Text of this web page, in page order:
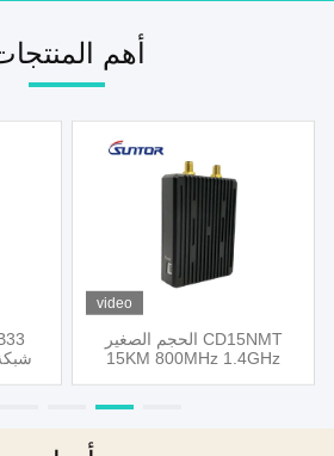
أهم
video
CD15NMT الحجم الصغير
15KM 800MHz 1.4GHz